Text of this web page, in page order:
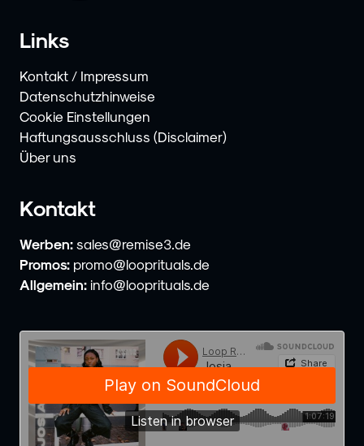
Links
Kontakt / Impressum
Datenschutzhinweise
Cookie Einstellungen
Haftungsausschluss (Disclaimer)
Über uns
Kontakt
Werben: sales@remise3.de
Promos: promo@looprituals.de
Allgemein: info@looprituals.de